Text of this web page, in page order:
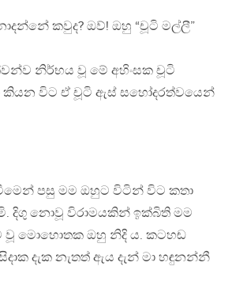
කවුද? ඔව්! ඔහු “චූටි මල්ලී”
නිර්භය වූ මේ අහිංසක චූටි
කියන විට ඒ චූටි ඇස් සහෝදරත්වයෙන්
පසු මම ඔහුට විටින් විට කතා
දිගු නොවූ විරාමයකින් ඉක්බිති මම
වූ මොහොතක ඔහු නිදි ය. කටහඬ
දැක නැතත් ඇය දැන් මා හඳුනන්නී